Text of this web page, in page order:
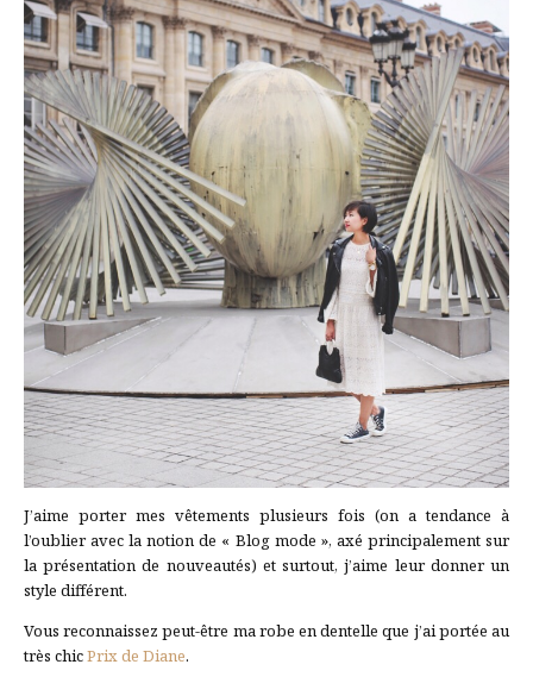
J’aime porter mes vêtements plusieurs fois (on a tendance à
l’oublier avec la notion de « Blog mode », axé principalement sur
la présentation de nouveautés) et surtout, j’aime leur donner un
style différent.
Vous reconnaissez peut-être ma robe en dentelle que j’ai portée au
très chicPrix de Diane.